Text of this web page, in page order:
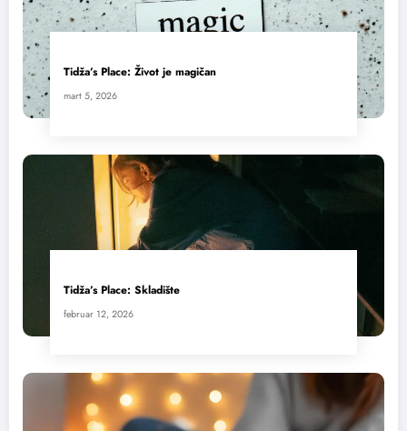
Tidža’s Place: Život je magičan
mart 5, 2026
Tidža’s Place: Skladište
februar 12, 2026